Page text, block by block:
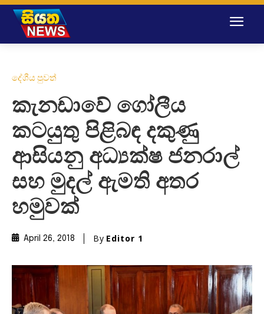
දේශීය පුවත්
කැනඩාවේ ගෝලීය
කටයුතු පිළිබඳ දකුණු
ආසියනු අධ්‍යක්ෂ ජනරාල්
සහ මුදල් ඇමති අතර
හමුවක්
April 26, 2018 By Editor 1